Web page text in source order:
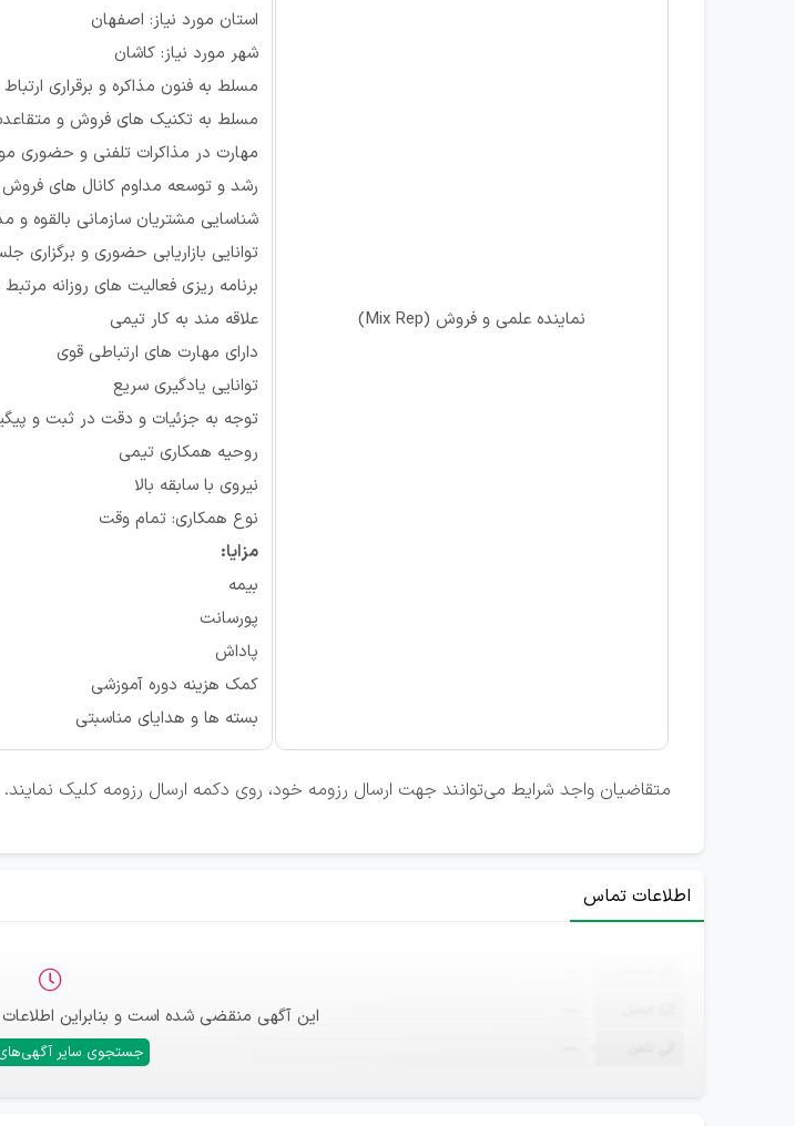
نماینده علمی و فروش (Mix Rep)
استان مورد نیاز: اصفهان
شهر مورد نیاز: کاشان
مسلط به فنون مذاکره و برقراری
مسلط به تکنیک های فروش و
مهارت در مذاکرات تلفنی و حضوری
رشد و توسعه مداوم کانال های فروش
شناسایی مشتریان سازمانی بالقوه و
توانایی بازاریابی حضوری و برگزاری
برنامه ریزی فعالیت های روزانه
علاقه مند به کار تیمی
دارای مهارت های ارتباطی قوی
توانایی یادگیری سریع
توجه به جزئیات و دقت در ثبت و
روحیه همکاری تیمی
نیروی با سابقه بالا
نوع همکاری: تمام وقت
مزایا:
بیمه
پورسانت
پاداش
کمک هزینه دوره آموزشی
بسته ها و هدایای مناسبتی
متقاضیان واجد شرایط می‌توانند جهت ارسال رزومه خود، روی دکمه ارسال رزومه کلیک نمایند.
اطلاعات تماس
این آگهی منقضی شده است و بنابراین
جستجوی سایر